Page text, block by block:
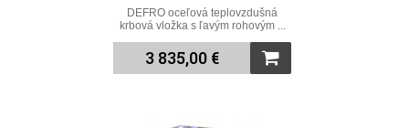
DEFRO oceľová teplovzdušná
krbová vložka s ľavým rohovým ...
3 835,00 €